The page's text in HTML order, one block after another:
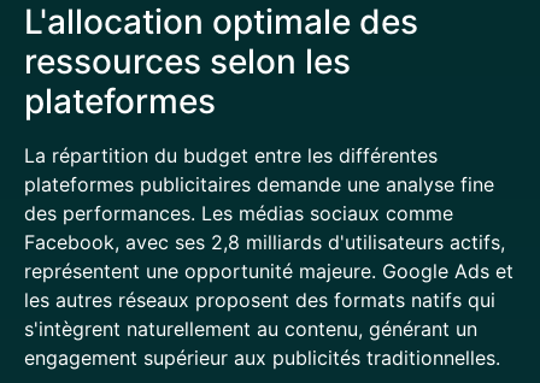
L'allocation optimale des
ressources selon les
plateformes
La répartition du budget entre les différentes
plateformes publicitaires demande une analyse fine
des performances. Les médias sociaux comme
Facebook, avec ses 2,8 milliards d'utilisateurs actifs,
représentent une opportunité majeure. Google Ads et
les autres réseaux proposent des formats natifs qui
s'intègrent naturellement au contenu, générant un
engagement supérieur aux publicités traditionnelles.